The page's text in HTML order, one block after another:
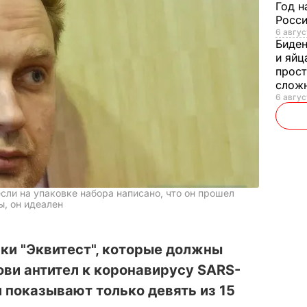
на упаковке набора написано, что он прошел
он идеален
"Эквитест", которые должны
антител к коронавирусу SARS-
показывают только девять из 15
Год
6
и
6